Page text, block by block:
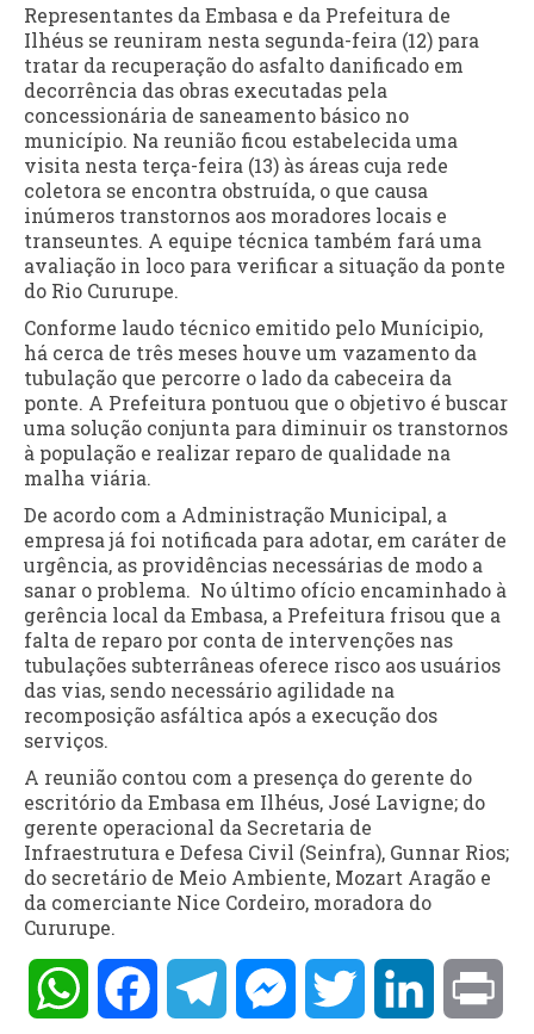
Representantes da Embasa e da Prefeitura de
Ilhéus se reuniram nesta segunda-feira (12) para
tratar da recuperação do asfalto danificado em
decorrência das obras executadas pela
concessionária de saneamento básico no
município. Na reunião ficou estabelecida uma
visita nesta terça-feira (13) às áreas cuja rede
coletora se encontra obstruída, o que causa
inúmeros transtornos aos moradores locais e
transeuntes. A equipe técnica também fará uma
avaliação in loco para verificar a situação da ponte
do Rio Cururupe.
Conforme laudo técnico emitido pelo Munícipio,
há cerca de três meses houve um vazamento da
tubulação que percorre o lado da cabeceira da
ponte. A Prefeitura pontuou que o objetivo é buscar
uma solução conjunta para diminuir os transtornos
à população e realizar reparo de qualidade na
malha viária.
De acordo com a Administração Municipal, a
empresa já foi notificada para adotar, em caráter de
urgência, as providências necessárias de modo a
sanar o problema. No último ofício encaminhado à
gerência local da Embasa, a Prefeitura frisou que a
falta de reparo por conta de intervenções nas
tubulações subterrâneas oferece risco aos usuários
das vias, sendo necessário agilidade na
recomposição asfáltica após a execução dos
serviços.
A reunião contou com a presença do gerente do
escritório da Embasa em Ilhéus, José Lavigne; do
gerente operacional da Secretaria de
Infraestrutura e Defesa Civil (Seinfra), Gunnar Rios;
do secretário de Meio Ambiente, Mozart Aragão e
da comerciante Nice Cordeiro, moradora do
Cururupe.
WhatsAppFacebookTelegramMessengerTwitter LinkedIn